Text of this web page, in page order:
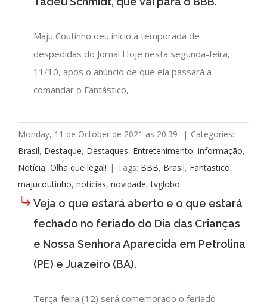
Maju Coutinho deu início à temporada de
despedidas do Jornal Hoje nesta segunda-feira,
11/10, após o anúncio de que ela passará a
comandar o Fantástico,
Monday, 11 de October de 2021 as 20:39 | Categories:
Brasil, Destaque, Destaques, Entretenimento, informação,
Notícia, Olha que legal! | Tags: BBB, Brasil, Fantastico,
majucoutinho, noticias, novidade,tvglobo
Veja o que estará aberto e o que estará
fechado no feriado do Dia das Crianças
e Nossa Senhora Aparecida em Petrolina
(PE) e Juazeiro (BA).
Terça-feira (12) será comemorado o feriado